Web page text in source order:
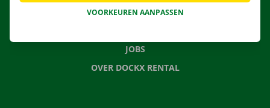
NIEUWS
JOBS
OVER DOCKX RENTAL
VOORKEUREN AANPASSEN